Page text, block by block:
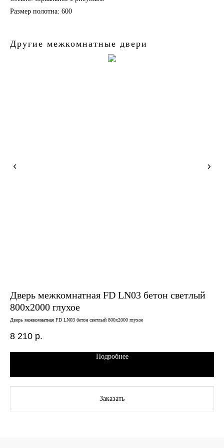
Размер полотна: 600
Другие межкомнатные двери
Дверь межкомнатная FD LN03 бетон светлый
800х2000 глухое
Дверь межкомнатная FD LN03 бетон светлый 800х2000 глухое
8 210 р.
Подробнее
Заказать